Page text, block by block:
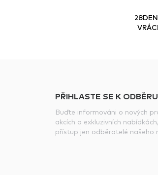
PŘIHLASTE SE K
Buďte informováni o nových
akcích a exkluzivních
přístup jen odběratelé našeho